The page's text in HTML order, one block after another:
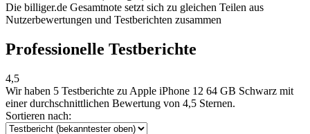
Die billiger.de Gesamtnote setzt sich zu gleichen Teilen aus
Nutzerbewertungen und Testberichten zusammen
Professionelle Testberichte
4,5
Wir haben 5 Testberichte zu Apple iPhone 12 64 GB Schwarz mit
einer durchschnittlichen Bewertung von 4,5 Sternen.
Sortieren nach: